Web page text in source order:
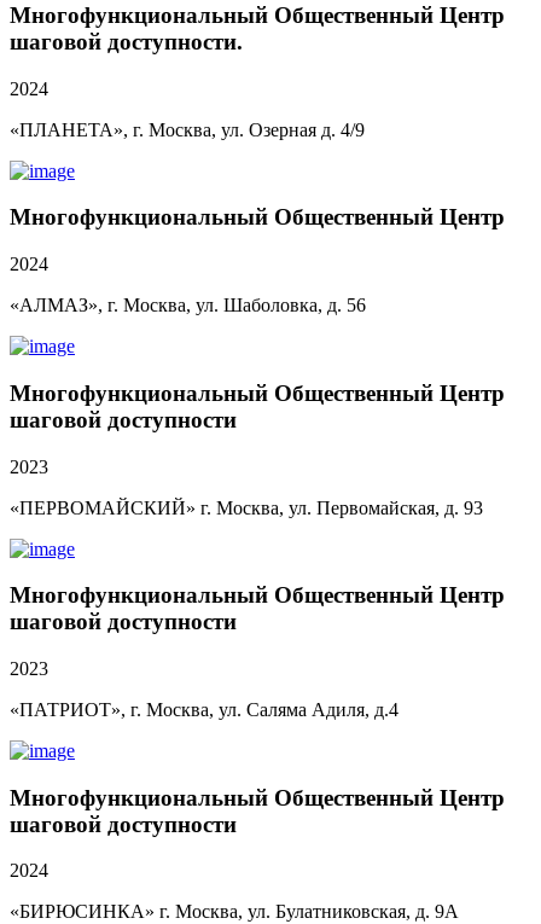
Многофункциональный Общественный Центр
шаговой доступности.
2024
«ПЛАНЕТА», г. Москва, ул. Озерная д. 4/9
Многофункциональный Общественный Центр
2024
«АЛМАЗ», г. Москва, ул. Шаболовка, д. 56
Многофункциональный Общественный Центр
шаговой доступности
2023
«ПЕРВОМАЙСКИЙ» г. Москва, ул. Первомайская, д. 93
Многофункциональный Общественный Центр
шаговой доступности
2023
«ПАТРИОТ», г. Москва, ул. Саляма Адиля, д.4
Многофункциональный Общественный Центр
шаговой доступности
2024
«БИРЮСИНКА» г. Москва, ул. Булатниковская, д. 9А